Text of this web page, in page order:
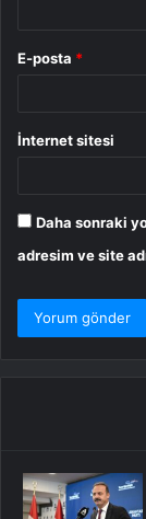
E-posta *
İnternet sitesi
Daha sonraki
adresim ve site